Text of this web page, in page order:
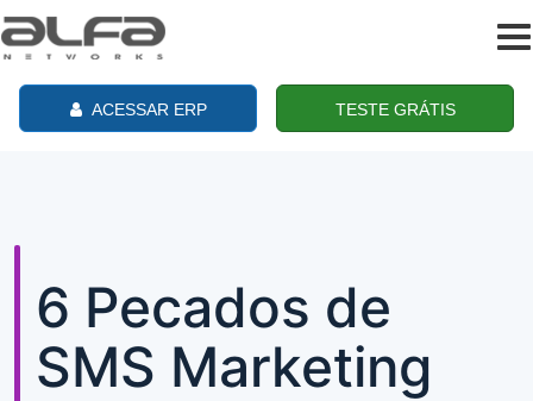
ACESSAR ERP TESTE GRÁTIS
6 Pecados de
SMS Marketing